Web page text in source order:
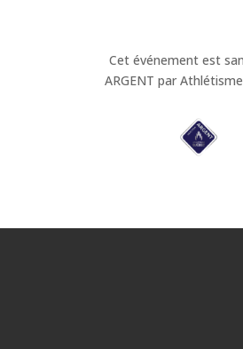
Cet événement est
ARGENT par